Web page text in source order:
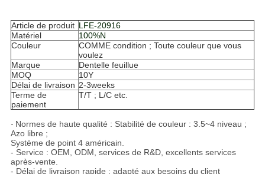
Article de produit LFE-20916
Matériel
100%N
Couleur
COMME condition ; Toute couleur que vous
voulez
Marque
Dentelle feuillue
MOQ
10Y
Délai de livraison 2-3weeks
Terme de
paiement
T/T ; L/C etc.
- Normes de haute qualité : Stabilité de couleur : 3.5~4 niveau ;
Azo libre ;
Système de point 4 américain.
- Service : OEM, ODM, services de R&D, excellents services
après-vente.
- Délai de livraison rapide : adapté aux besoins du client